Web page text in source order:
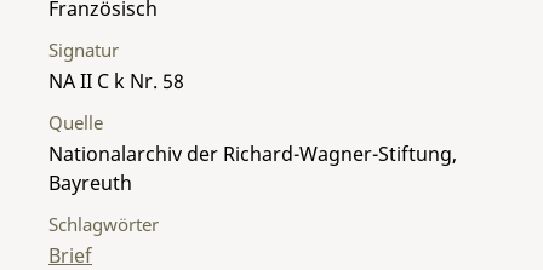
Französisch
Signatur
NA II C k Nr. 58
Quelle
Nationalarchiv der Richard-Wagner-Stiftung,
Bayreuth
Schlagwörter
Brief